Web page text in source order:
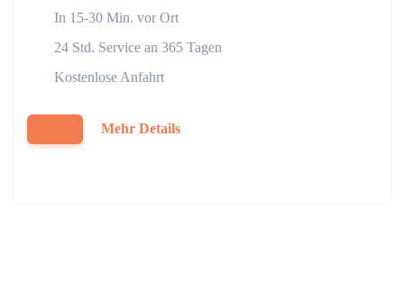
In 15-30 Min. vor Ort
24 Std. Service an 365 Tagen
Kostenlose Anfahrt
Mehr Details